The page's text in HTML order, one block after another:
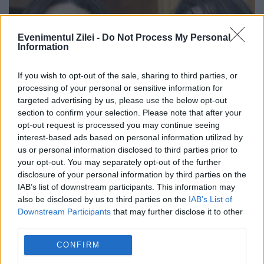
Evenimentul Zilei - Do Not Process My Personal
Information
If you wish to opt-out of the sale, sharing to third parties, or
processing of your personal or sensitive information for
targeted advertising by us, please use the below opt-out
section to confirm your selection. Please note that after your
opt-out request is processed you may continue seeing
interest-based ads based on personal information utilized by
us or personal information disclosed to third parties prior to
your opt-out. You may separately opt-out of the further
disclosure of your personal information by third parties on the
IAB’s list of downstream participants. This information may
also be disclosed by us to third parties on the IAB’s List of
Downstream Participants that may further disclose it to other
CONFIRM
Despăgubite după 20 de ani pentru că
le-au fost ÎNCURCAŢI copiii la naştere.
Suma obţinută este FABULOASĂ
3 DECEMBRIE 2014
Două familii au primit despăgubiti record la
20 de ani după ce copiii lor au fost încurcaţi